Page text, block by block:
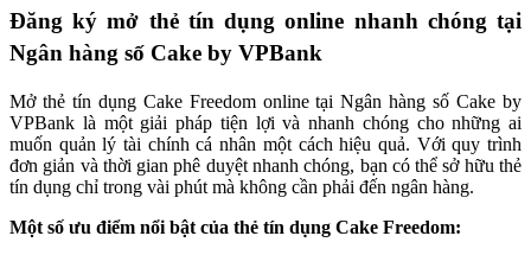
Đăng ký mở thẻ tín dụng online nhanh chóng tại
Ngân hàng số Cake by VPBank
Mở thẻ tín dụng Cake Freedom online tại Ngân hàng số Cake by
VPBank là một giải pháp tiện lợi và nhanh chóng cho những ai
muốn quản lý tài chính cá nhân một cách hiệu quả. Với quy trình
đơn giản và thời gian phê duyệt nhanh chóng, bạn có thể sở hữu thẻ
tín dụng chỉ trong vài phút mà không cần phải đến ngân hàng.
Một số ưu điểm nổi bật của thẻ tín dụng Cake Freedom: